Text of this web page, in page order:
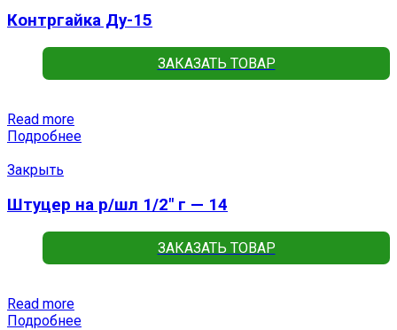
Контргайка Ду-15
ЗАКАЗАТЬ ТОВАР
Read more
Подробнее
Закрыть
Штуцер на р/шл 1/2″ г — 14
ЗАКАЗАТЬ ТОВАР
Read more
Подробнее